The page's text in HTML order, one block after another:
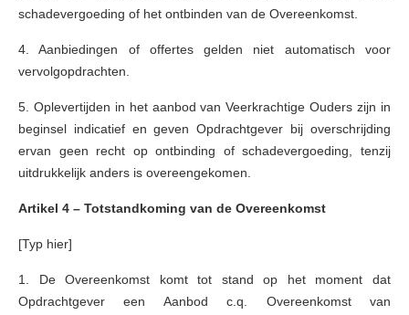
schadevergoeding of het ontbinden van de Overeenkomst.
4. Aanbiedingen of offertes gelden niet automatisch voor
vervolgopdrachten.
5. Oplevertijden in het aanbod van Veerkrachtige Ouders zijn in
beginsel indicatief en geven Opdrachtgever bij overschrijding
ervan geen recht op ontbinding of schadevergoeding, tenzij
uitdrukkelijk anders is overeengekomen.
Artikel 4 – Totstandkoming van de Overeenkomst
[Typ hier]
1. De Overeenkomst komt tot stand op het moment dat
Opdrachtgever een Aanbod c.q. Overeenkomst van